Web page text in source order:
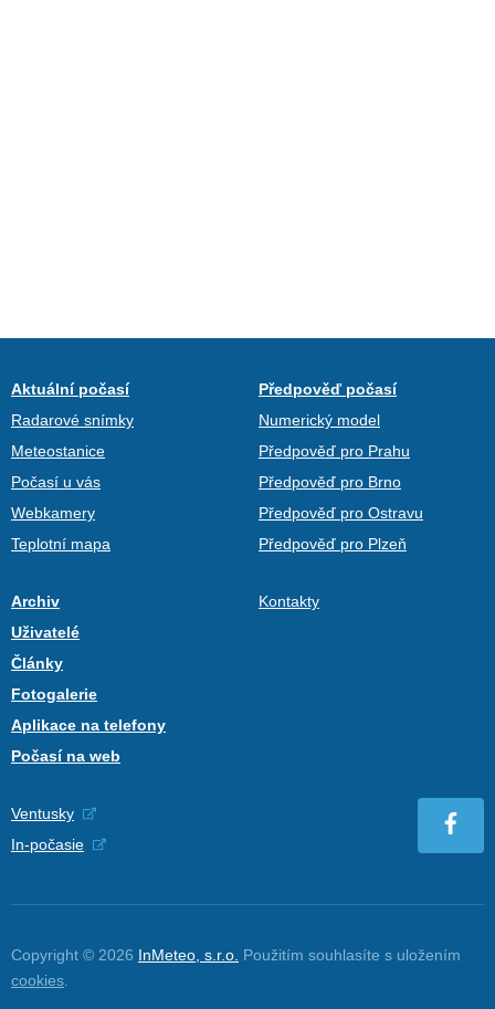
Aktuální počasí
Radarové snímky
Meteostanice
Počasí u vás
Webkamery
Teplotní mapa
Předpověď počasí
Numerický model
Předpověď pro Prahu
Předpověď pro Brno
Předpověď pro Ostravu
Předpověď pro Plzeň
Archiv
Uživatelé
Články
Fotogalerie
Aplikace na telefony
Počasí na web
Kontakty
Ventusky
In-počasie
Copyright © 2026 InMeteo, s.r.o. Použitím souhlasíte s uložením
cookies